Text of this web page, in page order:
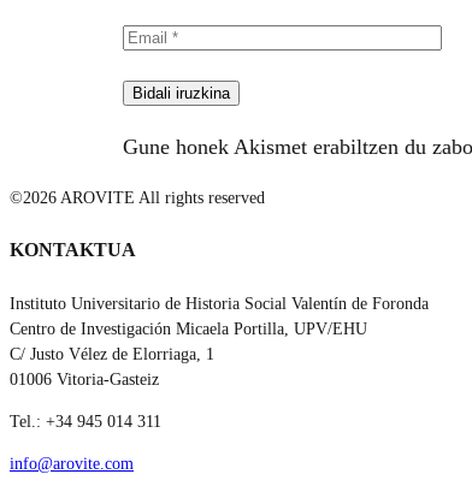
Gune honek Akismet erabiltzen du
©2026 AROVITE All rights reserved
KONTAKTUA
Instituto Universitario de Historia Social Valentín de Foronda
Centro de Investigación Micaela Portilla, UPV/EHU
C/ Justo Vélez de Elorriaga, 1
01006 Vitoria-Gasteiz
Tel.: +34 945 014 311
info@arovite.com